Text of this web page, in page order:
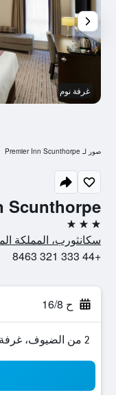
Scunthorpe
3 نجوم
سكانثورب، المملكة
+44 333 321 8463
ح 16/8
2 من الضيوف، غرفة واحدة
غرفة نوم
صور لـ Premier Inn Scunthorpe